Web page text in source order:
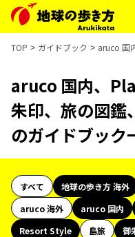
TOP ガイドブック aruco 国
aruco 国内、
朱印、旅の図鑑
のガイドブック
すべて 地球の歩き方 海外
aruco 海外
aruco 国内
Resort Style
島旅 御